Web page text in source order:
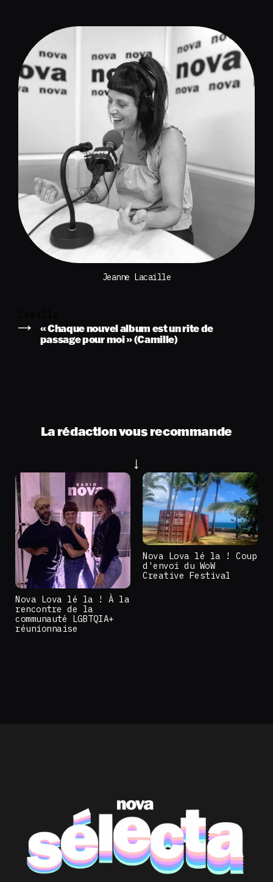
Jeanne Lacaille
« Chaque nouvel album est un rite de
passage pour moi » (Camille)
La rédaction vous recommande
Nova Lova lé la ! À la
rencontre de la
communauté LGBTQIA+
réunionnaise
Nova Lova lé la ! Coup
d'envoi du WoW
Creative Festival